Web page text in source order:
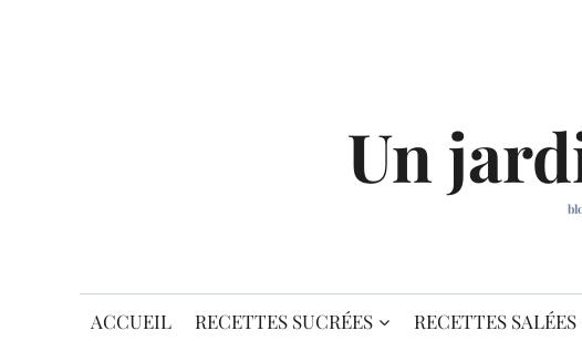
Un
ACCUEIL RECETTES SUCRÉES RECETTES SALÉES